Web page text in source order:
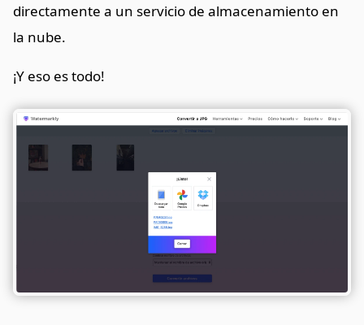
directamente a un servicio de almacenamiento en
la nube.
¡Y eso es todo!